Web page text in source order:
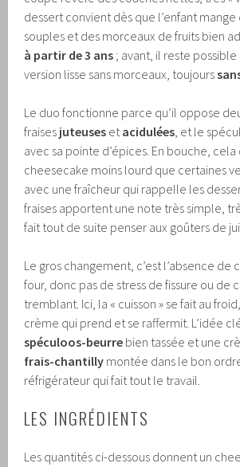
dessert convient dès que l’enfant
souples et des morceaux de fruits bien
à partir de 3 ans ; avant, il reste
version lisse sans morceaux, toujours
Le duo fonctionne parce qu’il oppose
fraises juteuses etacidulées, et le
avec sa pointe d’épices. En bouche, cela
cheesecake moins lourd que certaines
avec une fraîcheur qui rappelle les
fraises apportent une note très simple,
fait tout de suite penser aux goûters de
Le gros changement, c’est l’absence de
four, donc pas de stress de fissure ou de
tremblant. Ici, la « cuisson » se fait au
crème qui prend et se raffermit. L’idée
spéculoos-beurre bien tassée et une
frais-chantilly montée dans le bon
réfrigérateur qui fait tout le travail.
LES INGRÉDIENTS
Les quantités ci-dessous donnent un